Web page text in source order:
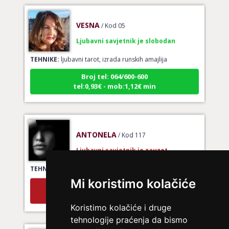
Mi koristimo kolačiće
Koristimo kolačiće i druge
tehnologije praćenja da bismo
VESNA / Kod 05
Ljubavni savjetnik je slobodan
TEHNIKE:ljubavni tarot, izrada runskih amajlija
Broj tel: 064/600-600
tel:0,93€ - mob:1,12€ min
ANTONELA / Kod 117
Ljubavni savjetnik je zauzet
TEHNIKE:
Broj tel: 064/600-600
tel:0,93€ - mob:1,12€ min